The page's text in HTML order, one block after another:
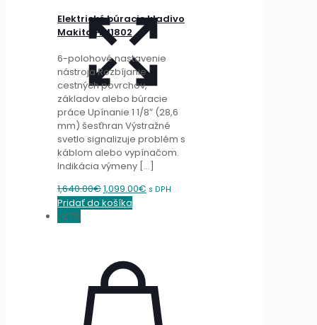
Elektrické búracie kladivo
Makita HM1802
6-polohové nastavenie
nástroja Rozbíjanie
cestných povrchov,
základov alebo búracie
práce Upínanie 1 1/8″ (28,6
mm) šesťhran Výstražné
svetlo signalizuje problém s
káblom alebo vypínačom.
Indikácia výmeny […]
1,640.00€Original
price
1,099.00€ Current
s DPH
Pridať do košíka
-27%